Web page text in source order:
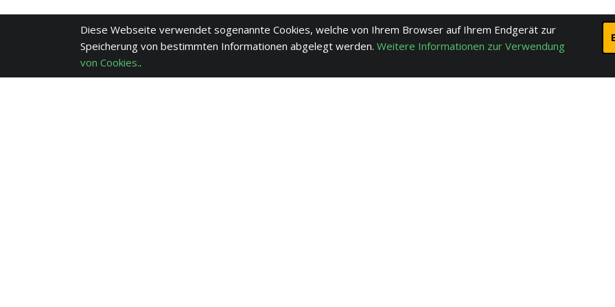
Diese Webseite verwendet sogenannte Cookies, welche von Ihrem Browser auf Ihrem Endgerät zur
Speicherung von bestimmten Informationen abgelegt werden. Weitere Informationen zur Verwendung
von Cookies..